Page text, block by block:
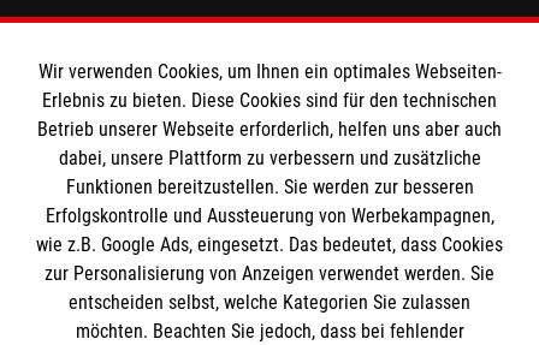
Impressum
Datenschutz
Kontakt
Die Malteser
Malteser in Deutschland
Malteserorden
Sharepoint
Spendenkonto
Wir verwenden Cookies, um Ihnen ein optimales Webseiten-
Erlebnis zu bieten. Diese Cookies sind für den technischen
Betrieb unserer Webseite erforderlich, helfen uns aber auch
dabei, unsere Plattform zu verbessern und zusätzliche
Funktionen bereitzustellen. Sie werden zur besseren
Erfolgskontrolle und Aussteuerung von Werbekampagnen,
wie z.B. Google Ads, eingesetzt. Das bedeutet, dass Cookies
zur Personalisierung von Anzeigen verwendet werden. Sie
entscheiden selbst, welche Kategorien Sie zulassen
möchten. Beachten Sie jedoch, dass bei fehlender